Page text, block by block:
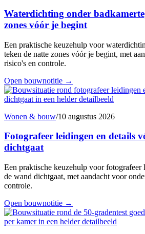
Waterdichting onder
zones vóór je begint
Een praktische keuzehulp voor
teken de natte zones vóór je begint, met
risico's en controle.
Open bouwnotitie →
Wonen & bouw/10 augustus 2026
Fotografeer leidingen en details
dichtgaat
Een praktische keuzehulp voor fotografeer
de wand dichtgaat, met aandacht voor
controle.
Open bouwnotitie →